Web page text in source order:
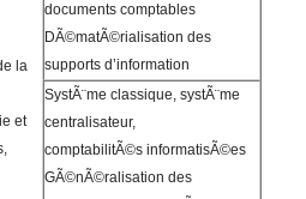
la
et
documents comptables
DÃ©matÃ©rialisation des
supports d’information
SystÃ¨me classique, systÃ¨me
centralisateur,
comptabilitÃ©s informatisÃ©es
GÃ©nÃ©ralisation des